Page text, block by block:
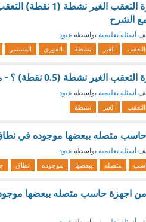
من خصائص اجهزة
مع الشرح
أسئلة تعليمية بواسطة عبود
التعقب الغير نشطة الفوري المستمر
نشطة (0.5 نقطة) ؟ - مع الشرح
أسئلة تعليمية بواسطة عبود
التعقب الغير نشطة
متصله ببعضها موجوده في
أسئلة تعليمية بواسطة عبود
متصله ببعضها موجوده نطاق
اجهزة حاسب متصله ببعضها